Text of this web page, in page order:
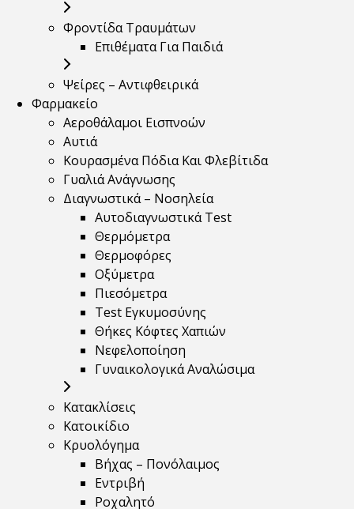
Φροντίδα Τραυμάτων
Επιθέματα Για Παιδιά
Ψείρες – Αντιφθειρικά
Φαρμακείο
Αεροθάλαμοι Εισπνοών
Αυτιά
Κουρασμένα Πόδια Και Φλεβίτιδα
Γυαλιά Ανάγνωσης
Διαγνωστικά – Νοσηλεία
Αυτοδιαγνωστικά Test
Θερμόμετρα
Θερμοφόρες
Οξύμετρα
Πιεσόμετρα
Test Εγκυμοσύνης
Θήκες Κόφτες Χαπιών
Νεφελοποίηση
Γυναικολογικά Αναλώσιμα
Κατακλίσεις
Κατοικίδιο
Κρυολόγημα
Βήχας – Πονόλαιμος
Εντριβή
Ροχαλητό